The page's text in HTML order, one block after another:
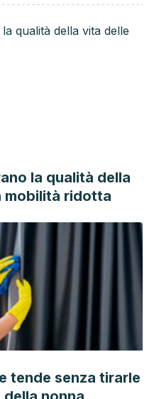
vulva.Allergies, 1(4), 206–
5786/1/4/19
J. M., & Berenson, A. B.
Etiology, Clinical Features,
14 (11), e31314.
articles/PMC9735379/
patients.
articles/PMC3966341/
Vulvar Pruritus: A
Pathophysiology and
in Medicine, 8
articles/PMC8058221/
Female Genital Itch.
la qualità della
mobilità ridotta
tende senza tirarle